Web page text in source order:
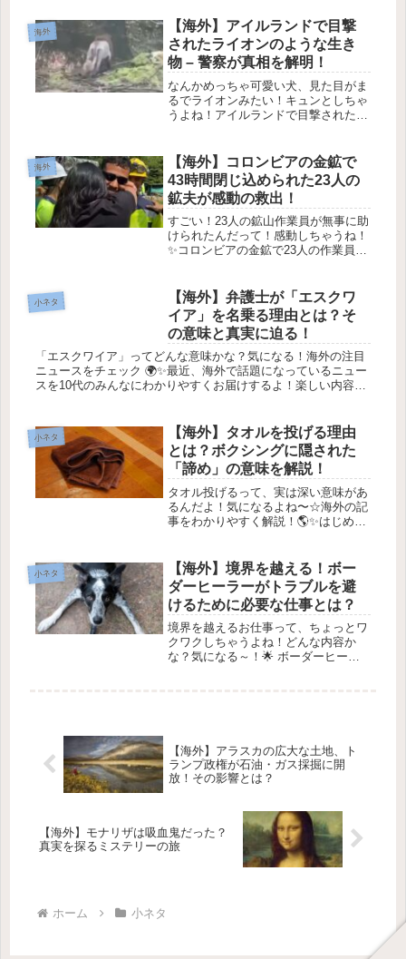
海外
【海外】アイルランドで目撃
されたライオンのような生き
物 – 警察が真相を解明！
なんかめっちゃ可愛い犬、見た目がま
るでライオンみたい！キュンとしちゃ
うよね！アイルランドで目撃された
ドのクレア郡で、なんと「ライオンに
似た生き物」が目撃されたって話が...
海外
【海外】コロンビアの金鉱で
43時間閉じ込められた23人の
鉱夫が感動の救出！
すごい！23人の鉱山作業員が無事に助
けられたんだって！感動しちゃうね！
✨コロンビアの金鉱で23人の作業員が
アの北部アンティオキアで、23人の金
鉱作業員が約43時間...
小ネタ
【海外】弁護士が「エスクワ
イア」を名乗る理由とは？そ
の意味と真実に迫る！
「エスクワイア」ってどんな意味かな？気になる！海外の注目
ニュースをチェック 🌍✨最近、海外で話題になっているニュー
スを10代のみんなにわかりやすくお届けするよ！楽しい内容だ
小ネタ
【海外】タオルを投げる理由
とは？ボクシングに隠された
「諦め」の意味を解説！
タオル投げるって、実は深い意味があ
るんだよ！気になるよね〜☆海外の記
事をわかりやすく解説！🌎✨はじめに
記事では大事なポイントをしっかり押
さえながら、楽しくお話しするよ。内
容...
小ネタ
【海外】境界を越える！ボー
ダーヒーラーがトラブルを避
けるために必要な仕事とは？
境界を越えるお仕事って、ちょっとワ
クワクしちゃうよね！どんな内容か
な？気になる～！🌟 ボーダーヒーラ
【海外】アラスカの広大な土地、ト
ランプ政権が石油・ガス採掘に開
放！その影響とは？
【海外】モナリザは吸血鬼だった？
真実を探るミステリーの旅
ホーム 小ネタ